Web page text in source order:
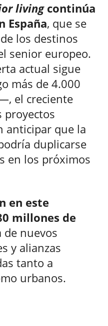
livingcontinúa
España, que se
los destinos
senior europeo.
actual sigue
más de 4.000
el creciente
proyectos
anticipar que la
duplicarse
en los próximos
en este
millones de
de nuevos
y alianzas
tanto a
urbanos.